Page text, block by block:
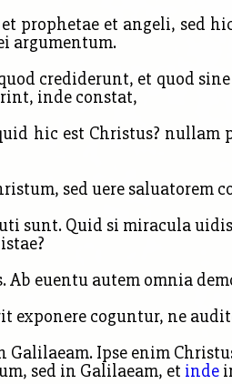
prophetae et angeli, sed
argumentum.
crediderunt, et quod
inde constat,
hic est Christus? nullam
sed uere saluatorem
sunt. Quid si miracula
euentu autem omnia
exponere coguntur, ne
Galilaeam. Ipse enim
sed in Galilaeam, et inde